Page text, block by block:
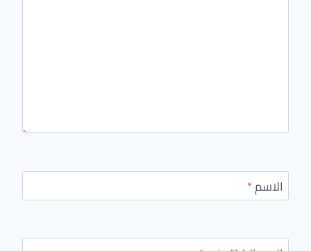
الاسم*